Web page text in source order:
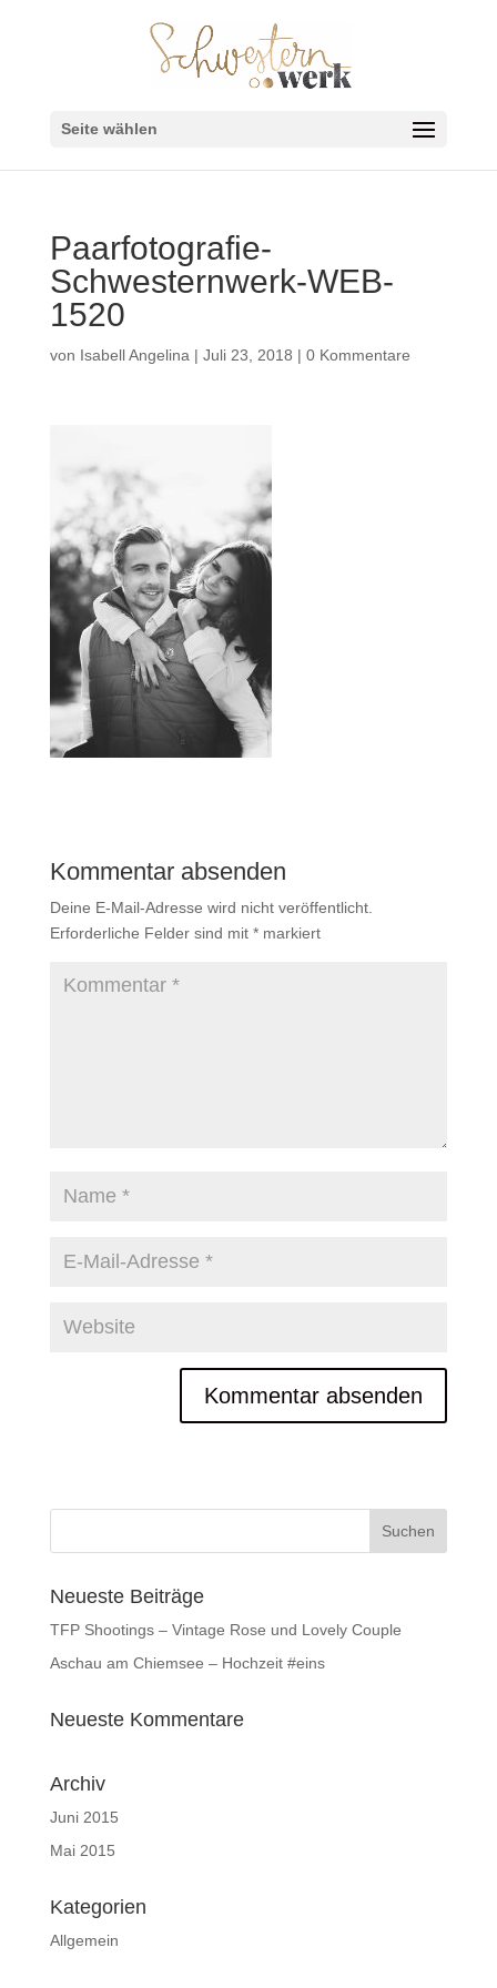
Seite wählen
Paarfotografie-
Schwesternwerk-WEB-
1520
von Isabell Angelina | Juli 23, 2018 | 0 Kommentare
Kommentar absenden
Deine E-Mail-Adresse wird nicht veröffentlicht.
Erforderliche Felder sind mit *markiert
Neueste Beiträge
TFP Shootings – Vintage Rose und Lovely Couple
Aschau am Chiemsee – Hochzeit #eins
Neueste Kommentare
Archiv
Juni 2015
Mai 2015
Kategorien
Allgemein